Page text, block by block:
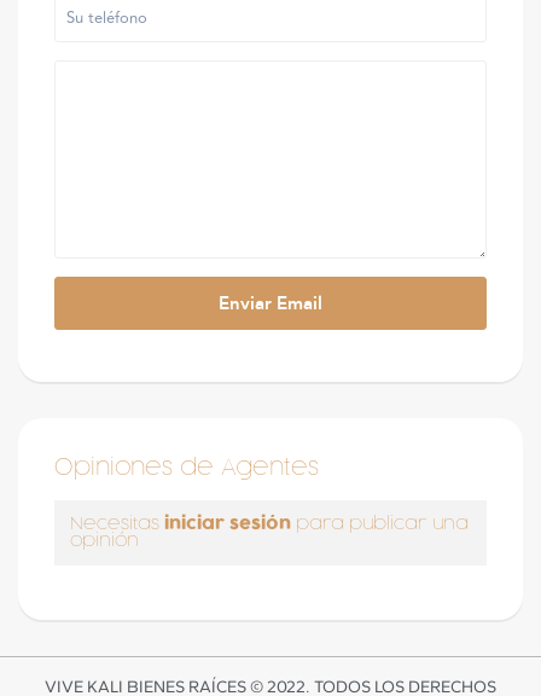
Opiniones de Agentes
Necesitas iniciar sesión para publicar una
opinión
VIVE KALI BIENES RAÍCES © 2022. TODOS LOS DERECHOS